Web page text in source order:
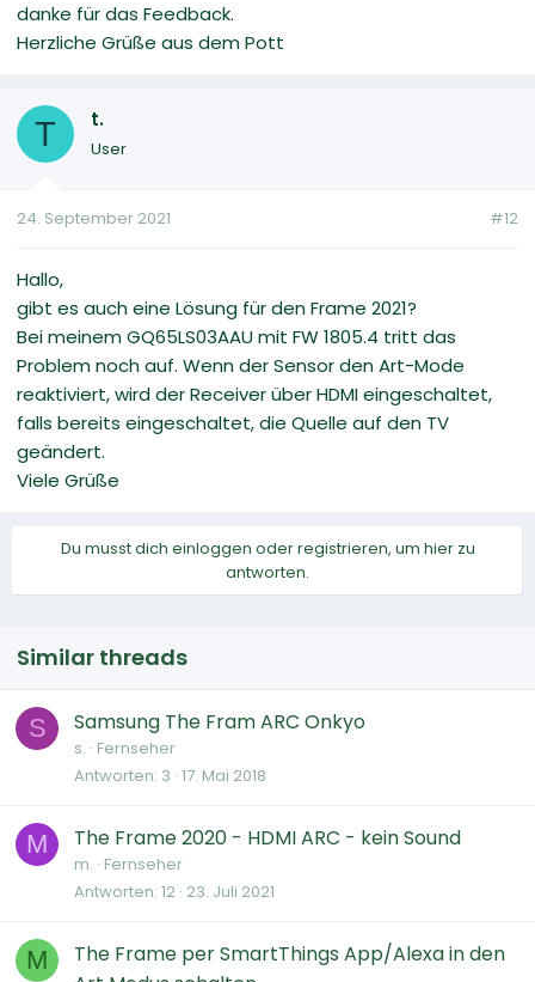
danke für das Feedback.
Herzliche Grüße aus dem Pott
T t.
User
24. September 2021 #12
Hallo,
gibt es auch eine Lösung für den Frame 2021?
Bei meinem GQ65LS03AAU mit FW 1805.4 tritt das
Problem noch auf. Wenn der Sensor den Art-Mode
reaktiviert, wird der Receiver über HDMI eingeschaltet,
falls bereits eingeschaltet, die Quelle auf den TV
geändert.
Viele Grüße
Du musst dich einloggen oder registrieren, um hier zu
antworten.
Similar threads
S Samsung The Fram ARC Onkyo
s. Fernseher
Antworten 3 17. Mai 2018
M The Frame 2020 - HDMI ARC - kein Sound
m. Fernseher
Antworten 12 23. Juli 2021
M
The Frame per SmartThings App/Alexa in den